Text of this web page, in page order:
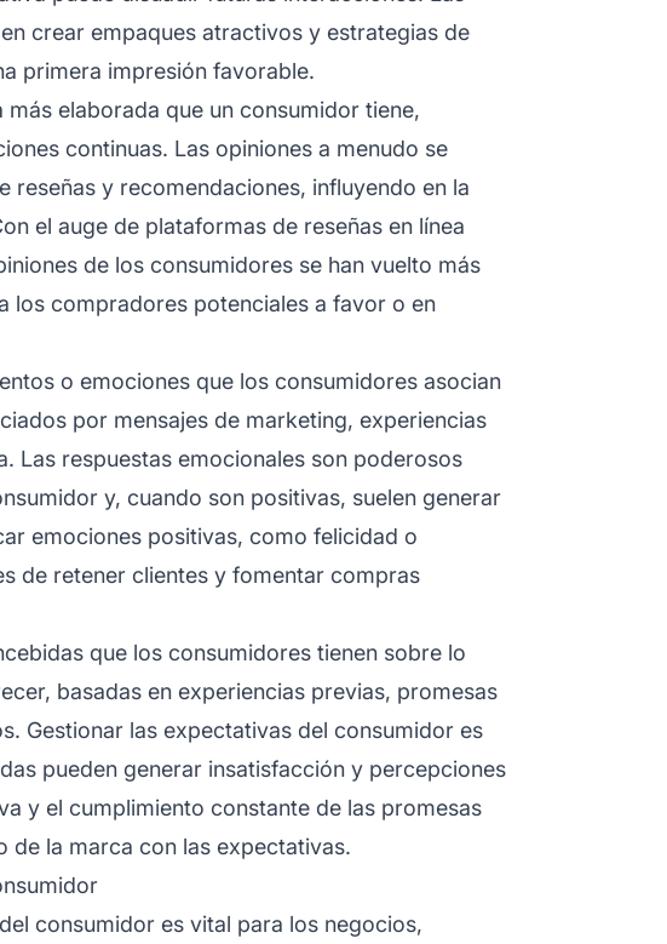
crear empaques atractivos y estrategias de
primera impresión favorable.
elaborada que un consumidor tiene,
continuas. Las opiniones a menudo se
reseñas y recomendaciones, influyendo en la
el auge de plataformas de reseñas en línea
de los consumidores se han vuelto más
los compradores potenciales a favor o en
o emociones que los consumidores asocian
por mensajes de marketing, experiencias
Las respuestas emocionales son poderosos
y, cuando son positivas, suelen generar
emociones positivas, como felicidad o
de retener clientes y fomentar compras
que los consumidores tienen sobre lo
basadas en experiencias previas, promesas
Gestionar las expectativas del consumidor es
pueden generar insatisfacción y percepciones
y el cumplimiento constante de las promesas
de la marca con las expectativas.
consumidor es vital para los negocios,